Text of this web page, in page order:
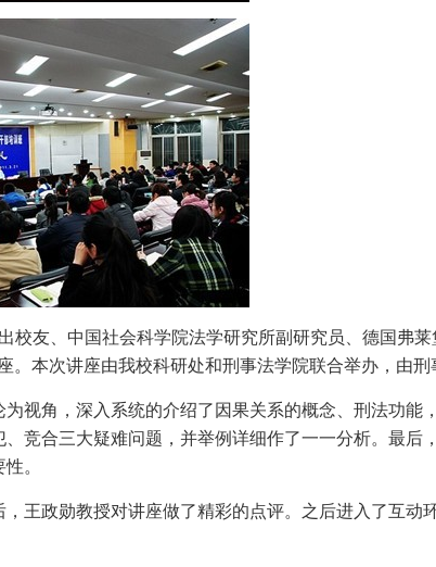
校友、中国社会科学院法学研究所副研究员、德国弗
。本次讲座由我校科研处和刑事法学院联合举办，由
视角，深入系统的介绍了因果关系的概念、刑法功
竞合三大疑难问题，并举例详细作了一一分析。最
。
王政勋教授对讲座做了精彩的点评。之后进入了互动